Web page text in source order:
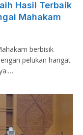
Hasil Terbaik
Mahakam
berbisik
pelukan hangat